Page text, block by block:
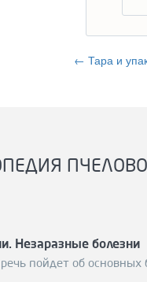
← Тара и
Незаразные болезни
пойдет об основных